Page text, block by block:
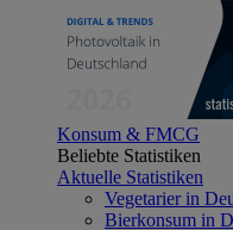
Konsum & FMCG
Beliebte Statistiken
Aktuelle Statistiken
Vegetarier in
Bierkonsum in